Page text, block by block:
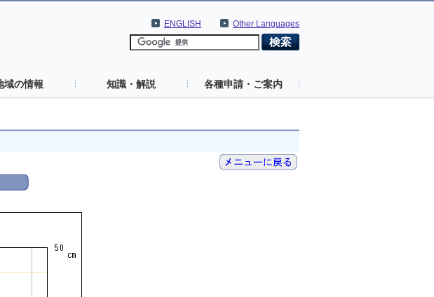
Other Languages
ENGLISH
域の情報 知識・解説 各種申請・ご案内